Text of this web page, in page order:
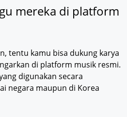
mereka di platform
tentu kamu bisa dukung karya
di platform musik resmi.
digunakan secara
negara maupun di Korea